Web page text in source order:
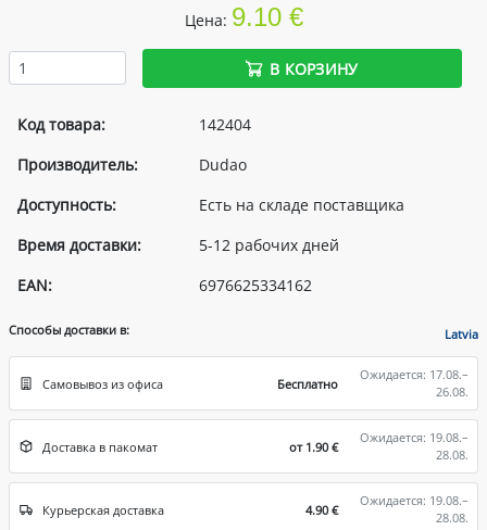
Цена: 9.10 €
В КОРЗИНУ
Код товара:
142404
Производитель:
Dudao
Доступность:
Есть на складе поставщика
Время доставки:
5-12 рабочих дней
EAN:
6976625334162
Способы доставки в: Latvia
Самовывоз из офиса Бесплатно
Ожидается: 17.08.–
26.08.
Доставка в пакомат от 1.90 €
Ожидается: 19.08.–
28.08.
Курьерская доставка 4.90 €
Ожидается: 19.08.–
28.08.